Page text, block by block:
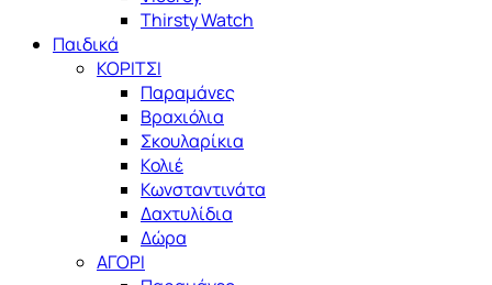
Thirsty Watch
Παιδικά
ΚΟΡΙΤΣΙ
Παραμάνες
Βραχιόλια
Σκουλαρίκια
Κολιέ
Κωνσταντινάτα
Δαχτυλίδια
Δώρα
ΑΓΟΡΙ